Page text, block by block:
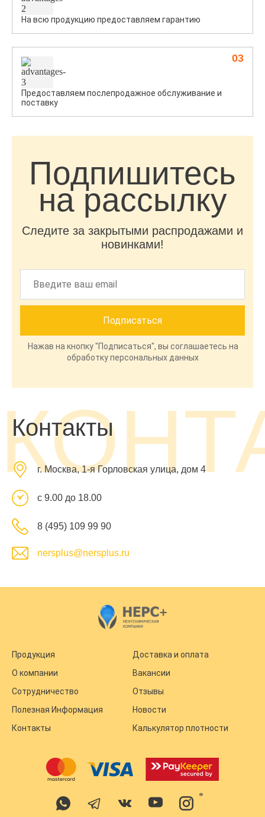
На всю продукцию предоставляем гарантию
Предоставляем послепродажное обслуживание и
поставку
03
Подпишитесь
на рассылку
Следите за закрытыми распродажами и
новинками!
Нажав на кнопку "Подписаться", вы соглашаетесь на
обработку персональных данных
Контакты
г. Москва, 1-я Горловская улица, дом 4
с 9.00 до 18.00
8 (495) 109 99 90
nersplus@nersplus.ru
Продукция
Доставка и оплата
О компании
Вакансии
Сотрудничество
Отзывы
Полезная Информация
Новости
Контакты
Калькулятор плотности
*